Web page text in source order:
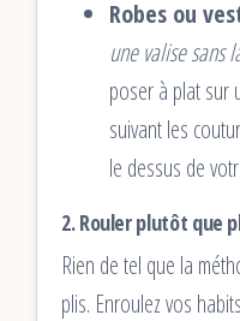
Robes ou
une valise sans
poser à plat sur
suivant les
le dessus de
2. Rouler plutôt que
Rien de tel que la
plis. Enroulez vos